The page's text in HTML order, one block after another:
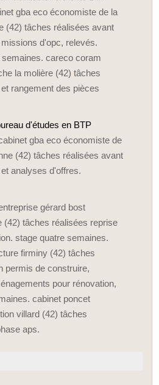
gba eco économiste de la
(42) tâches réalisées avant
d'opc, relevés.
careco coram
la molière (42) tâches
rangement des pièces
d'études en BTP
gba eco économiste de
(42) tâches réalisées avant
analyses d'offres.
gérard bost
(42) tâches réalisées reprise
stage quatre semaines.
firminy (42) tâches
permis de construire,
pour rénovation,
cabinet poncet
villard (42) tâches
aps.